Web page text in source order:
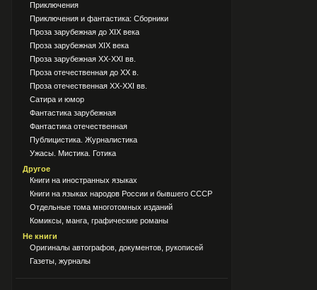
Приключения
Приключения и фантастика: Сборники
Проза зарубежная до XIX века
Проза зарубежная XIX века
Проза зарубежная XX-XXI вв.
Проза отечественная до XX в.
Проза отечественная XX-XXI вв.
Сатира и юмор
Фантастика зарубежная
Фантастика отечественная
Публицистика. Журналистика
Ужасы. Мистика. Готика
Другое
Книги на иностранных языках
Книги на языках народов России и бывшего СССР
Отдельные тома многотомных изданий
Комиксы, манга, графические романы
Не книги
Оригиналы автографов, документов, рукописей
Газеты, журналы